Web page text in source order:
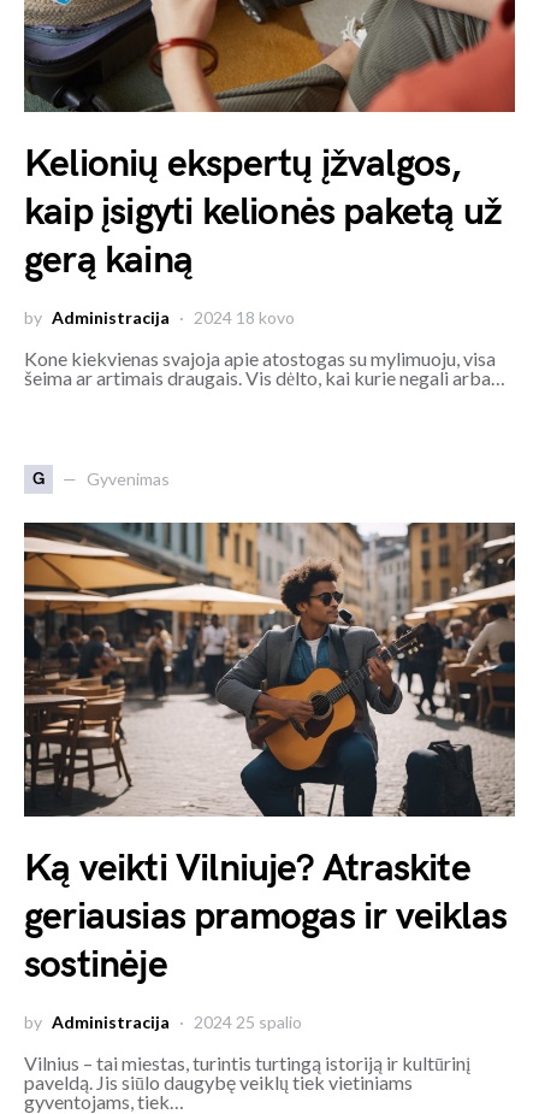
Kelionių ekspertų įžvalgos,
kaip įsigyti kelionės paketą už
gerą kainą
by Administracija 2024 18 kovo
Kone kiekvienas svajoja apie atostogas su mylimuoju, visa
šeima ar artimais draugais. Vis dėlto, kai kurie negali arba…
G Gyvenimas
Ką veikti Vilniuje? Atraskite
geriausias pramogas ir veiklas
sostinėje
by Administracija 2024 25 spalio
Vilnius – tai miestas, turintis turtingą istoriją ir kultūrinį
paveldą. Jis siūlo daugybę veiklų tiek vietiniams
gyventojams, tiek…